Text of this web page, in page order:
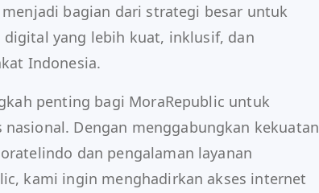
bagian dari strategi besar untuk
yang lebih kuat, inklusif, dan
Indonesia.
penting bagi MoraRepublic untuk
Dengan menggabungkan kekuatan
dan pengalaman layanan
kami ingin menghadirkan akses internet